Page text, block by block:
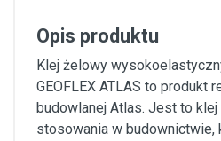
Opis produktu
Klej żelowy
GEOFLEX ATLAS to produkt
budowlanej Atlas. Jest to
stosowania w budownictwie,